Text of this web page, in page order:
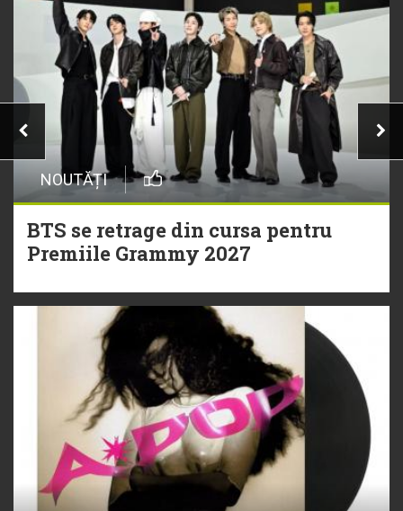
NOUTĂȚI
BTS se retrage din cursa pentru
Premiile Grammy 2027